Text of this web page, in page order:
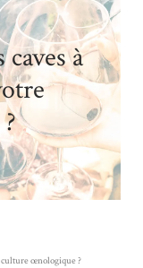
à
œnologique ?